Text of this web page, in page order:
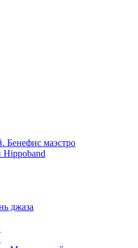
Бенефис маэстро
джаза